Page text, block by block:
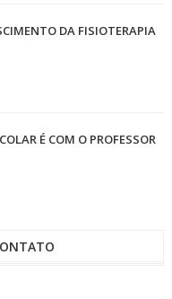
DA FISIOTERAPIA
É COM O PROFESSOR